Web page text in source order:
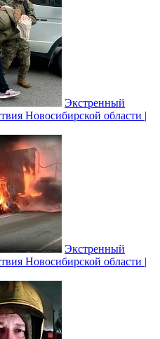
Экстренный
Новосибирской области |
Экстренный
Новосибирской области |